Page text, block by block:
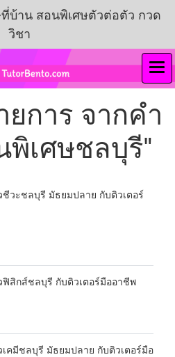
บ้าน สอนพิเศษตัวต่อตัว กวด
วิชา
การ จากคำ
พิเศษชลบุรี"
ชีวะชลบุรี มัธยมปลาย กับติวเตอร์
ฟิสิกส์ชลบุรี กับติวเตอร์มืออาชีพ
คมีชลบุรี มัธยมปลาย กับติวเตอร์มือ